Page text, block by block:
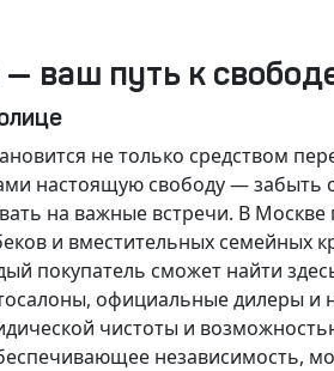
ваш путь к
не только средством
настоящую свободу —
на важные встречи. В
и вместительных
покупатель сможет найти
официальные дилеры и
чистоты и
независимость,